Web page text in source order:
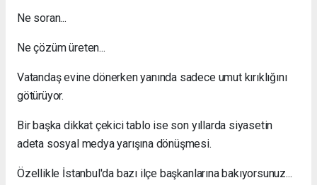
Ne soran...
Ne çözüm üreten...
Vatandaş evine dönerken yanında sadece umut kırıklığını
götürüyor.
Bir başka dikkat çekici tablo ise son yıllarda siyasetin
adeta sosyal medya yarışına dönüşmesi.
Özellikle İstanbul'da bazı ilçe başkanlarına bakıyorsunuz...